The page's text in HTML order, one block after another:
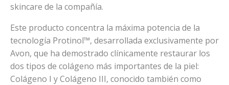
skincare de la compañía.
Este producto concentra la máxima potencia de la
tecnología Protinol™, desarrollada exclusivamente por
Avon, que ha demostrado clínicamente restaurar los
dos tipos de colágeno más importantes de la piel:
Colágeno I y Colágeno III, conocido también como